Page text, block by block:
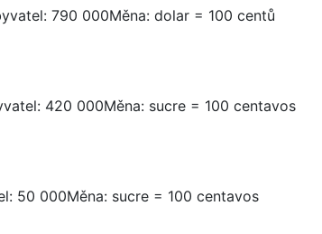
790 000Měna: dolar = 100 centů
420 000Měna: sucre = 100 centavos
50 000Měna: sucre = 100 centavos